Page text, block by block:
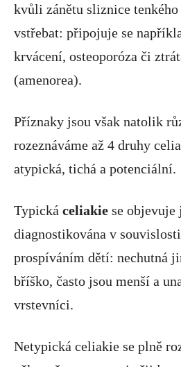
kvůli zánětu sliznice tenkého
vstřebat: připojuje se
krvácení, osteoporóza či
(amenorea).
Příznaky jsou však natolik
rozeznáváme až 4 druhy
atypická, tichá a potenciální.
Typická celiakie se objevuje
diagnostikována v
prospíváním dětí: nechutná
bříško, často jsou menší a
vrstevníci.
Netypická celiakie se plně